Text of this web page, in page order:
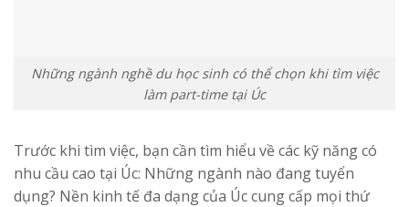
Những ngành nghề du học sinh có thể chọn khi tìm việc
làm part-time tại Úc
Trước khi tìm việc, bạn cần tìm hiểu về các kỹ năng có
nhu cầu cao tại Úc: Những ngành nào đang tuyển
dụng? Nền kinh tế đa dạng của Úc cung cấp mọi thứ